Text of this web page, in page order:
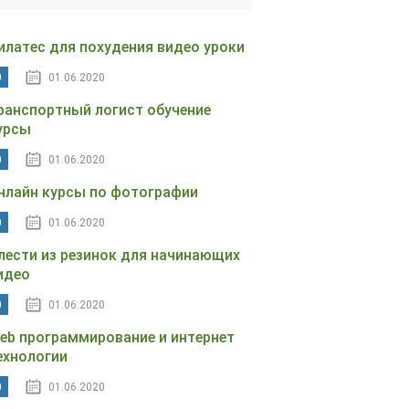
для похудения видео уроки
01.06.2020
логист обучение
01.06.2020
курсы по фотографии
01.06.2020
из резинок для начинающих
01.06.2020
программирование и интернет
01.06.2020